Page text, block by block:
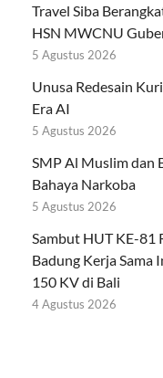
Travel Siba
HSN MWCNU
5 Agustus 2026
Unusa Redesain
Era AI
5 Agustus 2026
SMP Al Muslim dan
Bahaya Narkoba
5 Agustus 2026
Sambut HUT KE-81
Badung Kerja
150 KV di Bali
4 Agustus 2026